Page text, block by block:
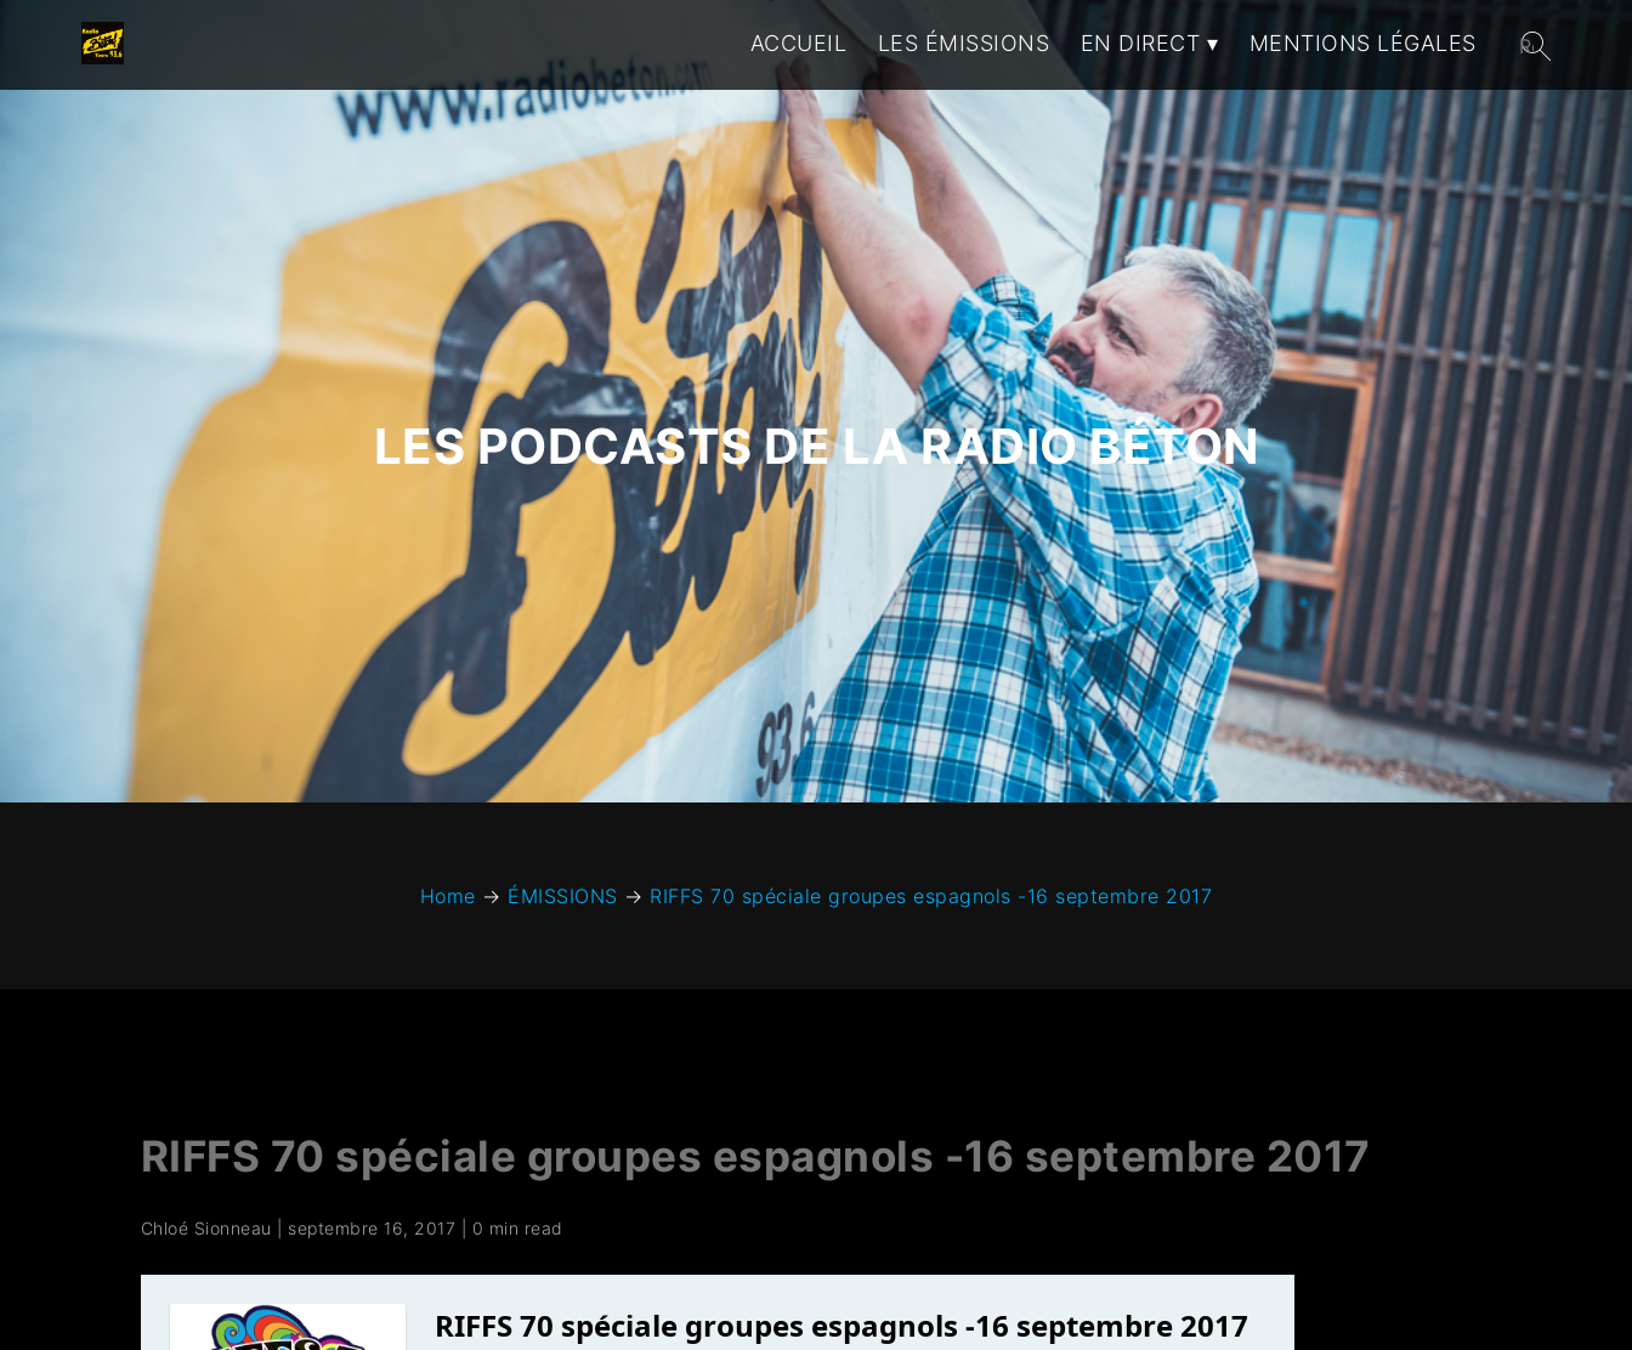
ACCUEIL LES ÉMISSIONS EN DIRECT MENTIONS LÉGALES
LES PODCASTS DE LA RADIO BÉTON
Home → ÉMISSIONS → RIFFS 70 spéciale groupes espagnols -16 septembre 2017
RIFFS 70 spéciale groupes espagnols -16 septembre 2017
Chloé Sionneau septembre 16, 2017 0 min read